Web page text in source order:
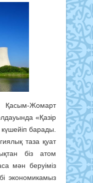
Жомарт
«Қазір
барады.
таза қуат
біз атом
мән беруіміз
экономикамыз